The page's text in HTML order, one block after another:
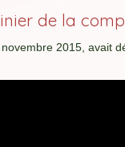
de la
2015, avait